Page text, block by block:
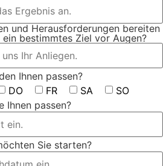
und Herausforderungen bereiten
bestimmtes Ziel vor Augen?
Ihnen passen?
DO FR SA
SO
Ihnen passen?
Sie starten?